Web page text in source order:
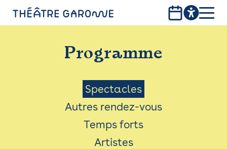
PROGRAMME
INFOS PRATIQUES
AVEC LES PUBLICS
ACCESSIBILITÉ
LES PRODUCTIONS
Programme
Menu
Saison
Spectacles
Autres rendez-vous
Temps forts
Artistes